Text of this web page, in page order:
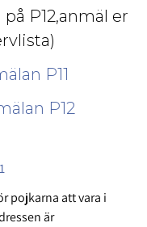
P12,anmäl er
P11
P12
pojkarna att vara i
är